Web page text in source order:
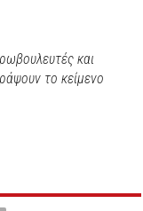
και
το κείμενο